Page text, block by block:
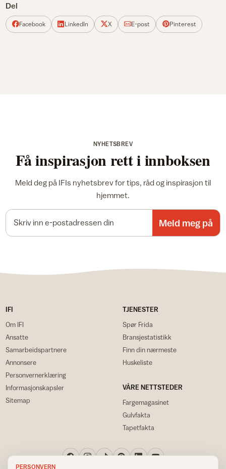
Del
Facebook LinkedIn X E-post Pinterest
NYHETSBREV
Få inspirasjon rett i innboksen
Meld deg på IFIs nyhetsbrev for tips, råd og inspirasjon til
hjemmet.
Meld meg på
IFI
Om IFI
Ansatte
Samarbeidspartnere
Annonsere
Personvernerklæring
Informasjonskapsler
Sitemap
TJENESTER
Spør Frida
Bransjestatistikk
Finn din nærmeste
Huskeliste
VÅRE NETTSTEDER
Fargemagasinet
Gulvfakta
Tapetfakta
PERSONVERN